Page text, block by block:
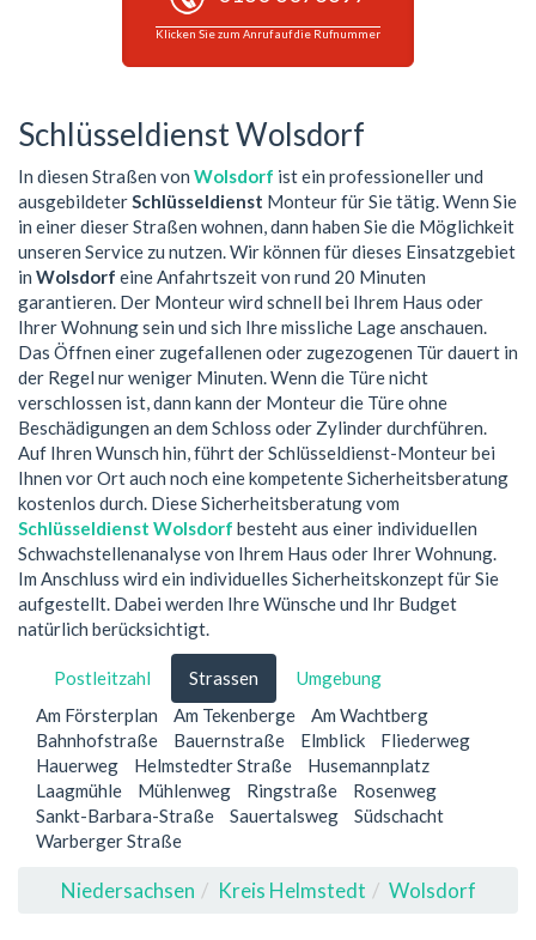
Klicken Sie zum Anruf auf die Rufnummer
Schlüsseldienst Wolsdorf
In diesen Straßen von Wolsdorf ist ein professioneller und
ausgebildeterSchlüsseldienst Monteur für Sie tätig. Wenn Sie
in einer dieser Straßen wohnen, dann haben Sie die Möglichkeit
unseren Service zu nutzen. Wir können für dieses Einsatzgebiet
in Wolsdorf eine Anfahrtszeit von rund 20 Minuten
garantieren. Der Monteur wird schnell bei Ihrem Haus oder
Ihrer Wohnung sein und sich Ihre missliche Lage anschauen.
Das Öffnen einer zugefallenen oder zugezogenen Tür dauert in
der Regel nur weniger Minuten. Wenn die Türe nicht
verschlossen ist, dann kann der Monteur die Türe ohne
Beschädigungen an dem Schloss oder Zylinder durchführen.
Auf Ihren Wunsch hin, führt der Schlüsseldienst-Monteur bei
Ihnen vor Ort auch noch eine kompetente Sicherheitsberatung
kostenlos durch. Diese Sicherheitsberatung vom
Schlüsseldienst Wolsdorf besteht aus einer individuellen
Schwachstellenanalyse von Ihrem Haus oder Ihrer Wohnung.
Im Anschluss wird ein individuelles Sicherheitskonzept für Sie
aufgestellt. Dabei werden Ihre Wünsche und Ihr Budget
natürlich berücksichtigt.
Postleitzahl Strassen
Umgebung
Am Försterplan
Am Tekenberge
Am Wachtberg
Bahnhofstraße
Bauernstraße Elmblick
Fliederweg
Hauerweg
Helmstedter Straße
Husemannplatz
Laagmühle
Mühlenweg Ringstraße
Rosenweg
Sankt-Barbara-Straße
Sauertalsweg
Südschacht
Warberger Straße
Niedersachsen Kreis Helmstedt Wolsdorf